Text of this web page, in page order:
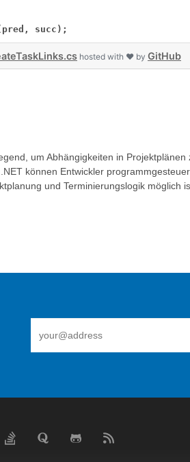
succ);
hosted with ❤ by GitHub
um Abhängigkeiten in
können Entwickler
und Terminierungslogik möglich